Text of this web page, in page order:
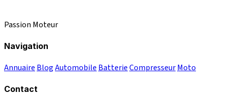
Passion Moteur
Navigation
Annuaire BlogAutomobile BatterieCompresseurMoto
Contact